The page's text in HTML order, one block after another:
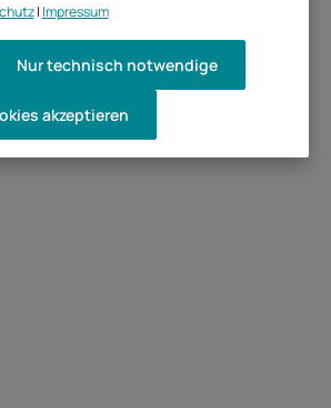
| Impressum
Nur technisch notwendige
akzeptieren